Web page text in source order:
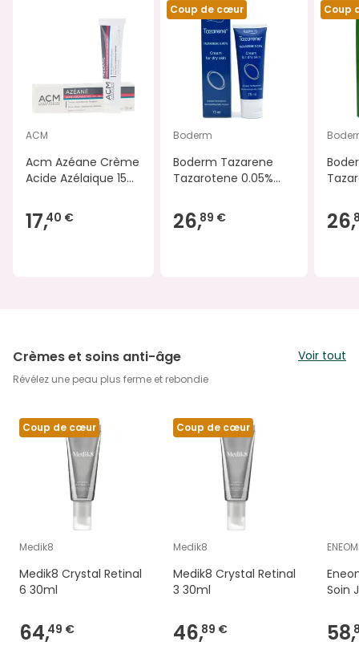
ACM
Acm Azéane Crème
Acide Azélaique 15%
17,40 €
Coup de cœur
Boderm
Boderm Tazarene
Tazarotene 0.05%
26,89 €
Coup
ml
26,
Crèmes et soins anti-âge Voir tout
Révélez une peau plus ferme et rebondie
Coup de cœur
Medik8
Medik8 Crystal Retinal
6 30ml
64,49 €
Coup de cœur
Medik8
Medik8 Crystal Retinal
3 30ml
46,89 €
Soin
58,